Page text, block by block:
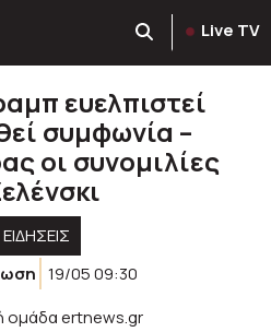
Live TV
ευελπιστεί
συμφωνία –
οι συνομιλίες
ΕΙΔΗΣΕΙΣ
19/05 09:30
ομάδα ertnews.gr